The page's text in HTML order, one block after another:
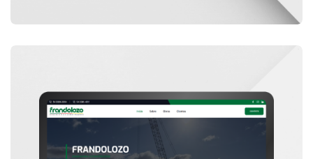
SITES
SITE DISFONTE